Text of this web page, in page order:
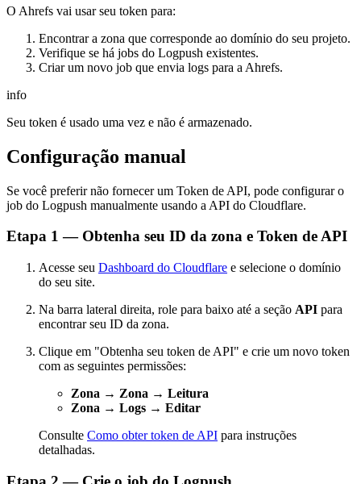
O Ahrefs vai usar seu token para:
Encontrar a zona que corresponde ao domínio do seu projeto.
Verifique se há jobs do Logpush existentes.
Criar um novo job que envia logs para a Ahrefs.
info
Seu token é usado uma vez e não é armazenado.
Configuração manual
Se você preferir não fornecer um Token de API, pode configurar o
job do Logpush manualmente usando a API do Cloudflare.
Etapa 1 — Obtenha seu ID da zona e Token de API
Acesse seu Dashboard do Cloudflare e selecione o domínio
do seu site.
Na barra lateral direita, role para baixo até a seção API para
encontrar seu ID da zona.
Clique em "Obtenha seu token de API" e crie um novo token
com as seguintes permissões:
Zona → Zona → Leitura
Zona → Logs → Editar
Consulte Como obter token de API para instruções
detalhadas.